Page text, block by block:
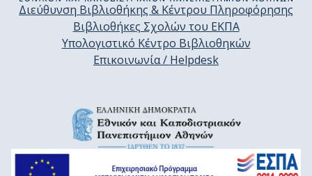
Διεύθυνση Βιβλιοθήκης & Κέντρου Πληροφόρησης
Βιβλιοθήκες Σχολών του ΕΚΠΑ
Υπολογιστικό Κέντρο Βιβλιοθηκών
Επικοινωνία / Helpdesk